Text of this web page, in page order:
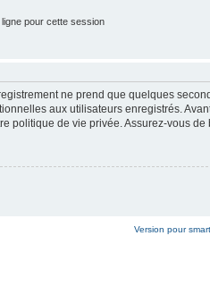
pour cette session
ne prend que quelques
aux utilisateurs enregistrés.
politique de vie privée. Assurez-vous de
Version pour